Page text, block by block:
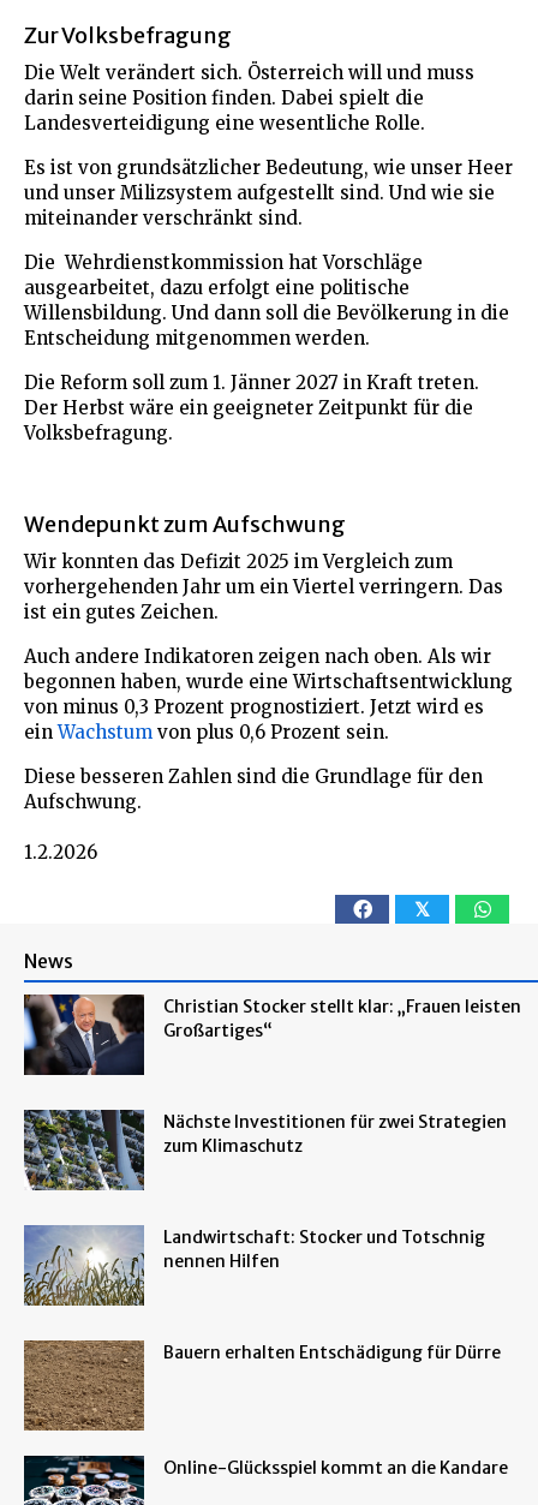
Zur Volksbefragung
Die Welt verändert sich. Österreich will und muss
darin seine Position finden. Dabei spielt die
Landesverteidigung eine wesentliche Rolle.
Es ist von grundsätzlicher Bedeutung, wie unser Heer
und unser Milizsystem aufgestellt sind. Und wie sie
miteinander verschränkt sind.
Die Wehrdienstkommission hat Vorschläge
ausgearbeitet, dazu erfolgt eine politische
Willensbildung. Und dann soll die Bevölkerung in die
Entscheidung mitgenommen werden.
Die Reform soll zum 1. Jänner 2027 in Kraft treten.
Der Herbst wäre ein geeigneter Zeitpunkt für die
Volksbefragung.
Wendepunkt zum Aufschwung
Wir konnten das Defizit 2025 im Vergleich zum
vorhergehenden Jahr um ein Viertel verringern. Das
ist ein gutes Zeichen.
Auch andere Indikatoren zeigen nach oben. Als wir
begonnen haben, wurde eine Wirtschaftsentwicklung
von minus 0,3 Prozent prognostiziert. Jetzt wird es
einWachstum von plus 0,6 Prozent sein.
Diese besseren Zahlen sind die Grundlage für den
Aufschwung.
1.2.2026
𝕏
News
Christian Stocker stellt klar: „Frauen leisten
Großartiges“
Nächste Investitionen für zwei Strategien
zum Klimaschutz
Landwirtschaft: Stocker und Totschnig
nennen Hilfen
Bauern erhalten Entschädigung für Dürre
Online-Glücksspiel kommt an die Kandare